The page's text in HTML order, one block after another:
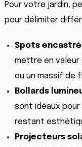
Pour votre jardin,
pour délimiter
Spots
mettre en valeur
ou un massif de
Bollards
sont idéaux
restant
Projecteurs